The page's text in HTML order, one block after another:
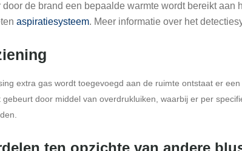
de brand een bepaalde warmte wordt bereikt
aspiratiesysteem. Meer informatie over het
extra gas wordt toegevoegd aan de ruimte ontstaat er
door middel van overdrukluiken, waarbij er per
ten opzichte van andere